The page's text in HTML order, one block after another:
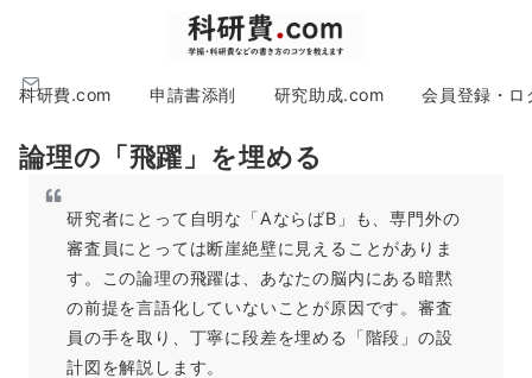
科研費.com 申請書添削 研究助成.com 会員登録・ロ
論理の「飛躍」を埋める
研究者にとって自明な「AならばB」も、専門外の
審査員にとっては断崖絶壁に見えることがありま
す。この論理の飛躍は、あなたの脳内にある暗黙
の前提を言語化していないことが原因です。審査
員の手を取り、丁寧に段差を埋める「階段」の設
計図を解説します。